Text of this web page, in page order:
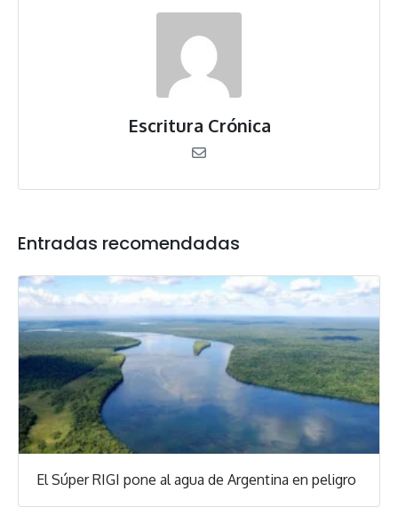
Escritura Crónica
Entradas recomendadas
El Súper RIGI pone al agua de Argentina en peligro